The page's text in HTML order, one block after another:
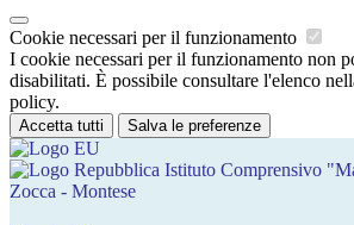
Cookie necessari per il funzionamento
I cookie necessari per il funzionamento non
disabilitati. È possibile consultare l'elenco
policy.
Accetta tutti Salva le preferenze
Istituto Comprensivo
Zocca - Montese